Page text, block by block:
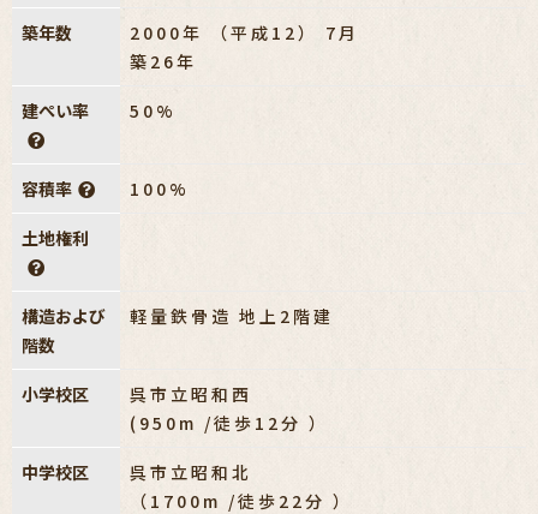
築年数
2000年 （平成12） 7月
築26年
建ぺい率 50%
容積率 100%
土地権利
構造および
階数
軽量鉄骨造 地上2階建
小学校区
呉市立昭和西
(950m /徒歩12分 ）
中学校区
呉市立昭和北
（1700m /徒歩22分 ）